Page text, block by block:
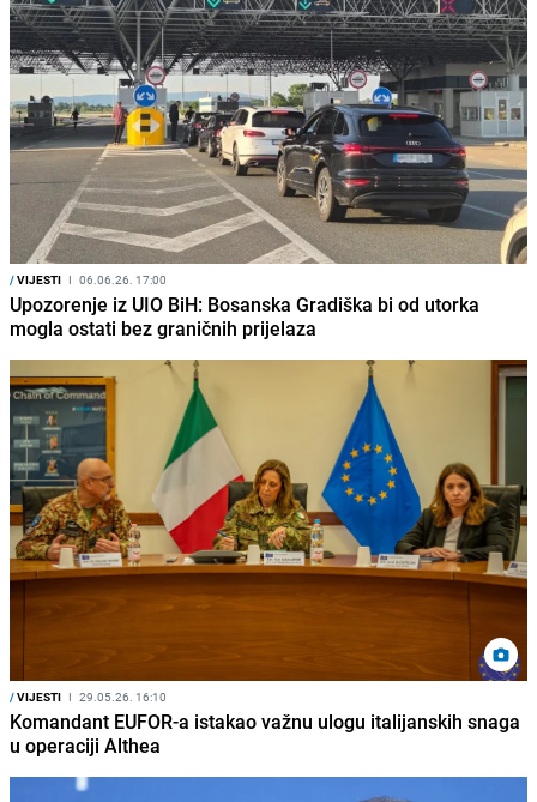
/VIJESTI I 06.06.26. 17:00
Upozorenje iz UIO BiH: Bosanska Gradiška bi od utorka
mogla ostati bez graničnih prijelaza
/VIJESTI I 29.05.26. 16:10
Komandant EUFOR-a istakao važnu ulogu italijanskih snaga
u operaciji Althea